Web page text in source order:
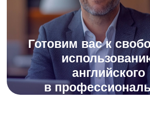
Курс по поступлению
во Францию
Помощь с Alternance
Испанский язык
Итальянский язык
Документация
Политика конфиденциальности
Пользовательское соглашение
Согласие на обработку персональных данных
Согласие на получение рекламной рассылки
Публичная оферта на заключение абонентского
договора оказания платных образовательных